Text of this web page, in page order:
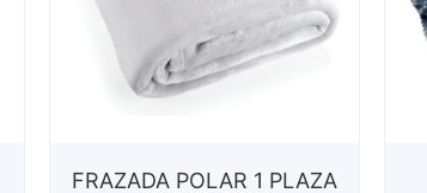
FRAZADA POLAR 1 PLAZA